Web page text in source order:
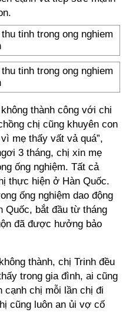
thành công với chi
chị cũng khuyên con
mẹ thấy vất vả quá”,
3 tháng, chị xin mẹ
ống nghiệm. Tất cả
thực hiện ở Hàn Quốc.
ống nghiệm dao động
Quốc, bắt đầu từ tháng
đã được hưởng bảo
thành, chị Trinh đều
trong gia đình, ai cũng
cạnh chị mỗi lần chị đi
cũng luôn an ủi vợ cố